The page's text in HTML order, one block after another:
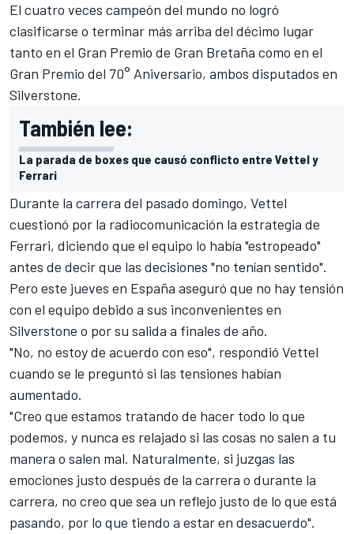
El cuatro veces campeón del mundo no logró
clasificarse o terminar más arriba del décimo lugar
tanto en el Gran Premio de Gran Bretaña como en el
Gran Premio del 70° Aniversario, ambos disputados en
Silverstone.
También lee:
La parada de boxes que causó conflicto entre Vettel y
Ferrari
Durante la carrera del pasado domingo, Vettel
cuestionó por la radiocomunicación la estrategia de
Ferrari, diciendo que el equipo lo había "estropeado"
antes de decir que las decisiones "no tenían sentido".
Pero este jueves en España aseguró que no hay tensión
con el equipo debido a sus inconvenientes en
Silverstone o por su salida a finales de año.
"No, no estoy de acuerdo con eso", respondió Vettel
cuando se le preguntó si las tensiones habían
aumentado.
"Creo que estamos tratando de hacer todo lo que
podemos, y nunca es relajado si las cosas no salen a tu
manera o salen mal. Naturalmente, si juzgas las
emociones justo después de la carrera o durante la
carrera, no creo que sea un reflejo justo de lo que está
pasando, por lo que tiendo a estar en desacuerdo".